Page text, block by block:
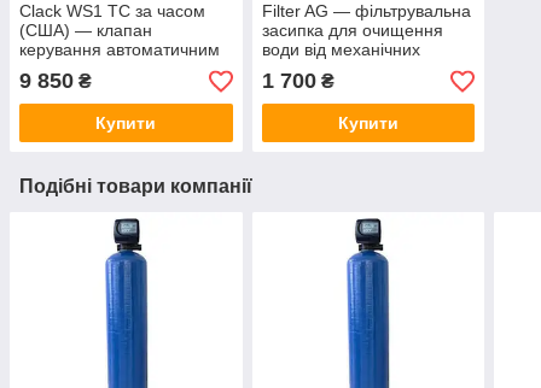
Clack WS1 TC за часом
(США) — клапан
керування автоматичним
для системи очищення
води
9 850 ₴
Купити
Filter AG — фільтрувальна
засипка для очищення
води від механічних
домішок 40-20 мкм
1 700₴
Купити
Подібні товари компанії